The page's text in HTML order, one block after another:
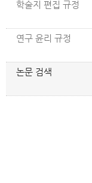
학술지 편집 규정
연구 윤리 규정
논문 검색